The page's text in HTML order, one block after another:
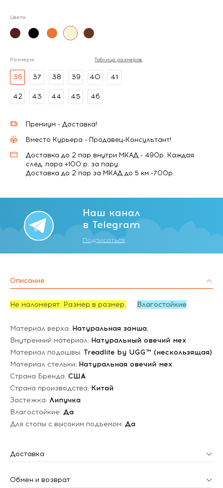
Цвета:
Размеры: Таблица размеров
36 37 38 39 40 41
42 43 44 45 46
Премиум - Доставка!
Вместо Курьера - Продавец-Консультант!
Доставка до 2 пар внутри МКАД - 490р. Каждая
след. пара +100 р. за пару.
Доставка до 2 пар за МКАД до 5 км -700р.
Наш канал
в Telegram
Подписаться
Описание
Не маломерят. Размер в размер. Влагостойкие
Материал верха: Натуральная замша,
Внутренний материал: Натуральный овечий мех
Материал подошвы: Treadlite by UGG™ (нескользящая)
Материал стельки: Натуральная овечий мех
Страна Бренда: США
Страна производства: Китай
Застежка: Липучка
Влагостойкие: Да
Для стопы с высоким подъемом: Да
Доставка
Обмен и возврат